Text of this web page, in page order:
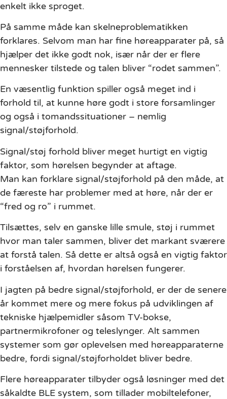
enkelt ikke sproget.
På samme måde kan skelneproblematikken
forklares. Selvom man har fine høreapparater på, så
hjælper det ikke godt nok, især når der er flere
mennesker tilstede og talen bliver “rodet sammen”.
En væsentlig funktion spiller også meget ind i
forhold til, at kunne høre godt i store forsamlinger
og også i tomandssituationer – nemlig
signal/støjforhold.
Signal/støj forhold bliver meget hurtigt en vigtig
faktor, som hørelsen begynder at aftage.
Man kan forklare signal/støjforhold på den måde, at
de færeste har problemer med at høre, når der er
“fred og ro” i rummet.
Tilsættes, selv en ganske lille smule, støj i rummet
hvor man taler sammen, bliver det markant sværere
at forstå talen. Så dette er altså også en vigtig faktor
i forståelsen af, hvordan hørelsen fungerer.
I jagten på bedre signal/støjforhold, er der de senere
år kommet mere og mere fokus på udviklingen af
tekniske hjælpemidler såsom TV-bokse,
partnermikrofoner og teleslynger. Alt sammen
systemer som gør oplevelsen med høreapparaterne
bedre, fordi signal/støjforholdet bliver bedre.
Flere høreapparater tilbyder også løsninger med det
såkaldte BLE system, som tillader mobiltelefoner,